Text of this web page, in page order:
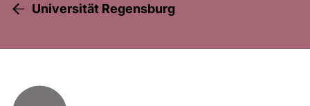
Universität Regensburg